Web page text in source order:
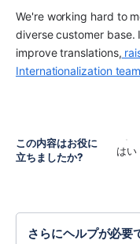
We're working hard to
diverse customer base.
improve translations,
Internationalization team
この内容はお役に
立ちましたか?
はい
さらにヘルプが必要